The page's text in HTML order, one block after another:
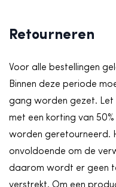
Retourneren
Voor alle bestellingen
Binnen deze periode
gang worden gezet. Let
met een korting van
worden geretourneerd.
onvoldoende om de
daarom wordt er geen